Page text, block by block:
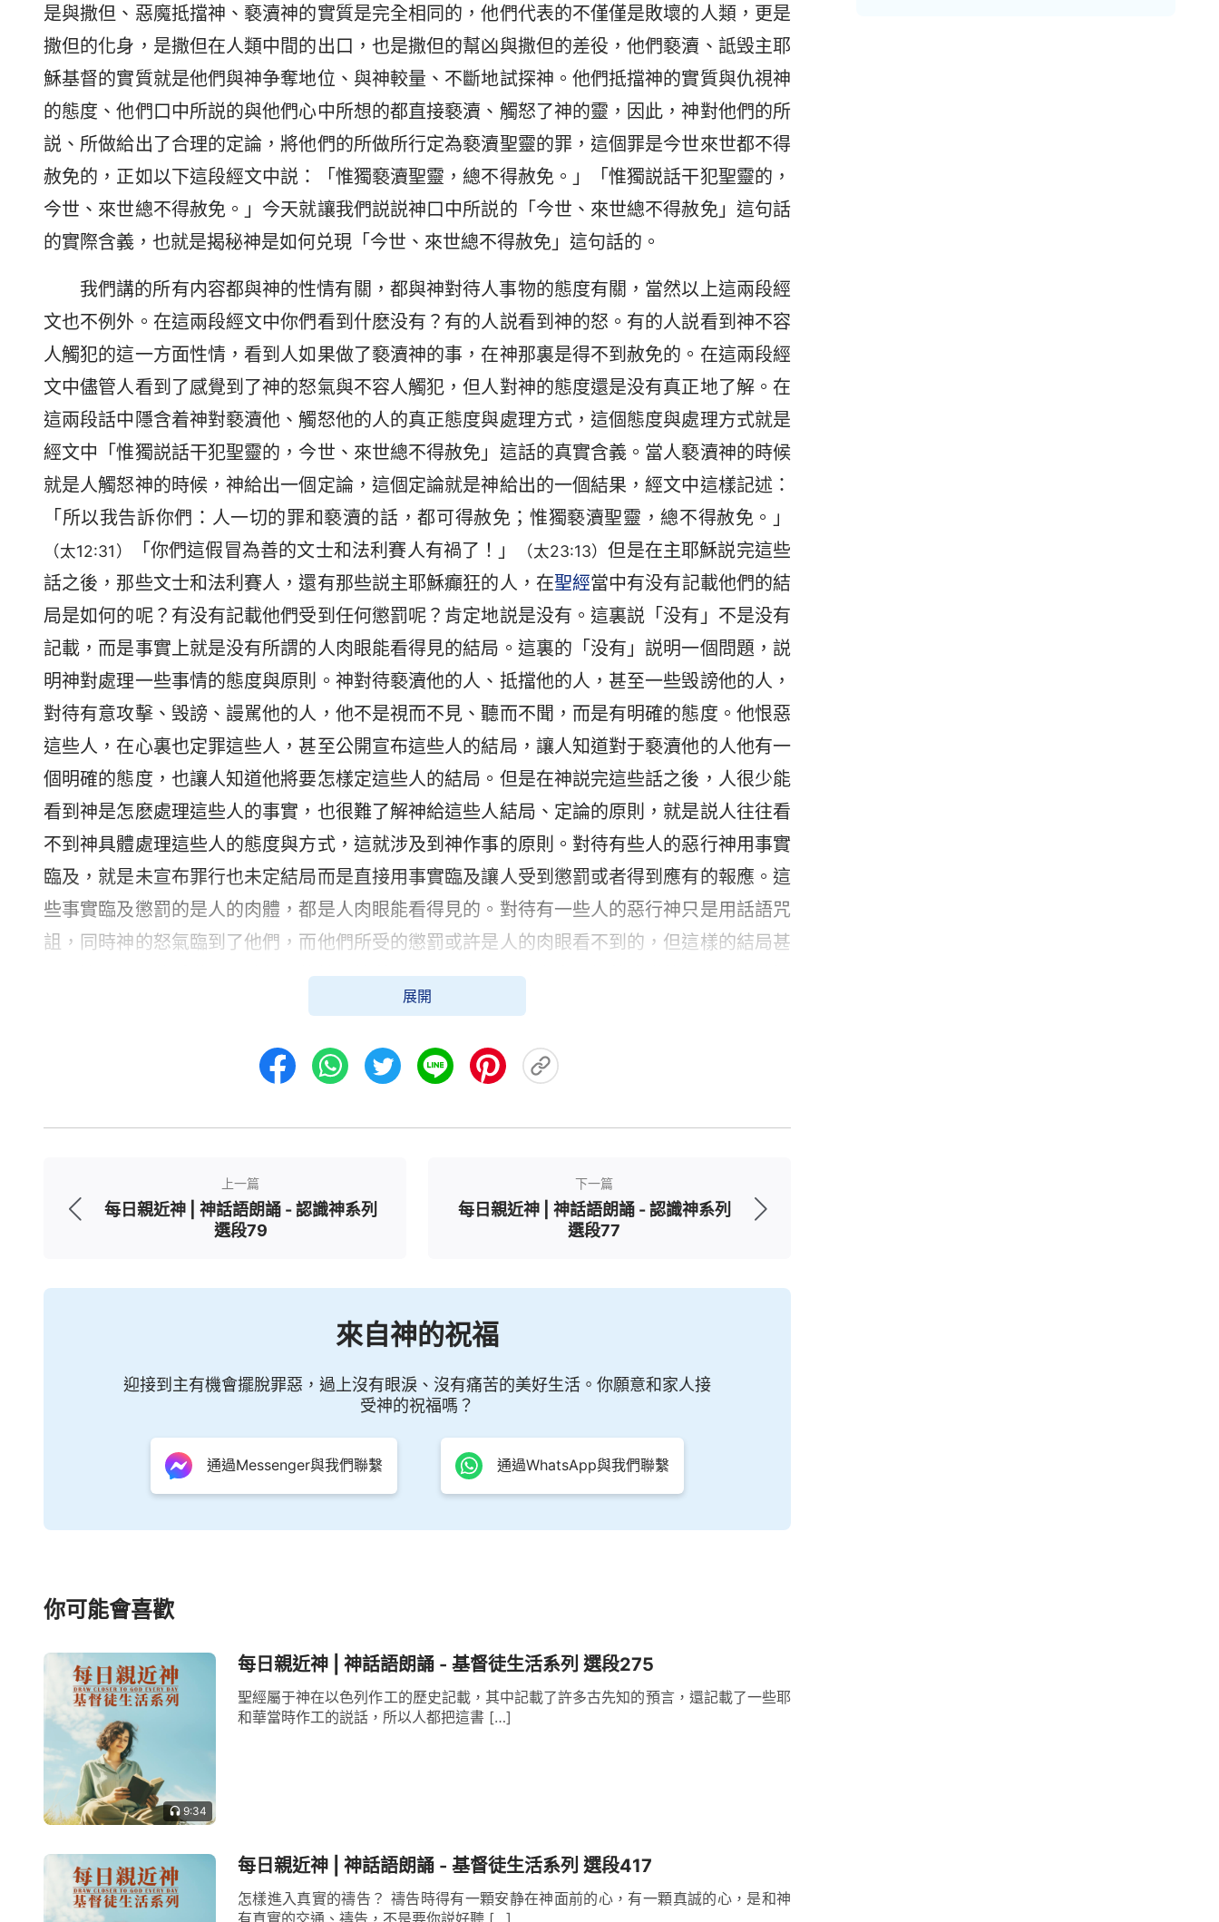
是與撒但、惡魔抵擋神、褻瀆神的實質是完全相同的，他們代表的不僅僅是敗壞的人類，更是
撒但的化身，是撒但在人類中間的出口，也是撒但的幫凶與撒但的差役，他們褻瀆、詆毁主耶
穌基督的實質就是他們與神争奪地位、與神較量、不斷地試探神。他們抵擋神的實質與仇視神
的態度、他們口中所説的與他們心中所想的都直接褻瀆、觸怒了神的靈，因此，神對他們的所
説、所做給出了合理的定論，將他們的所做所行定為褻瀆聖靈的罪，這個罪是今世來世都不得
赦免的，正如以下這段經文中説：「惟獨褻瀆聖靈，總不得赦免。」「惟獨説話干犯聖靈的，
今世、來世總不得赦免。」今天就讓我們説説神口中所説的「今世、來世總不得赦免」這句話
的實際含義，也就是揭秘神是如何兑現「今世、來世總不得赦免」這句話的。
我們講的所有内容都與神的性情有關，都與神對待人事物的態度有關，當然以上這兩段經
文也不例外。在這兩段經文中你們看到什麽没有？有的人説看到神的怒。有的人説看到神不容
人觸犯的這一方面性情，看到人如果做了褻瀆神的事，在神那裏是得不到赦免的。在這兩段經
文中儘管人看到了感覺到了神的怒氣與不容人觸犯，但人對神的態度還是没有真正地了解。在
這兩段話中隱含着神對褻瀆他、觸怒他的人的真正態度與處理方式，這個態度與處理方式就是
經文中「惟獨説話干犯聖靈的，今世、來世總不得赦免」這話的真實含義。當人褻瀆神的時候
就是人觸怒神的時候，神給出一個定論，這個定論就是神給出的一個結果，經文中這樣記述：
「所以我告訴你們：人一切的罪和褻瀆的話，都可得赦免；惟獨褻瀆聖靈，總不得赦免。」
（太12:31） 「你們這假冒為善的文士和法利賽人有禍了！」 （太23:13）但是在主耶穌説完這些
話之後，那些文士和法利賽人，還有那些説主耶穌癲狂的人，在聖經當中有没有記載他們的結
局是如何的呢？有没有記載他們受到任何懲罰呢？肯定地説是没有。這裏説「没有」不是没有
記載，而是事實上就是没有所謂的人肉眼能看得見的結局。這裏的「没有」説明一個問題，説
明神對處理一些事情的態度與原則。神對待褻瀆他的人、抵擋他的人，甚至一些毁謗他的人，
對待有意攻擊、毁謗、謾駡他的人，他不是視而不見、聽而不聞，而是有明確的態度。他恨惡
這些人，在心裏也定罪這些人，甚至公開宣布這些人的結局，讓人知道對于褻瀆他的人他有一
個明確的態度，也讓人知道他將要怎樣定這些人的結局。但是在神説完這些話之後，人很少能
看到神是怎麽處理這些人的事實，也很難了解神給這些人結局、定論的原則，就是説人往往看
不到神具體處理這些人的態度與方式，這就涉及到神作事的原則。對待有些人的惡行神用事實
臨及，就是未宣布罪行也未定結局而是直接用事實臨及讓人受到懲罰或者得到應有的報應。這
些事實臨及懲罰的是人的肉體，都是人肉眼能看得見的。對待有一些人的惡行神只是用話語咒
詛，同時神的怒氣臨到了他們，而他們所受的懲罰或許是人的肉眼看不到的，但這樣的結局甚
至于比人看到的受懲罰、被擊殺的結局性質更嚴重。因為在神定意不拯救這樣的人、不再憐憫
這樣的人、不再寬容這樣的人、不再給他們任何機會的情况下，對這些人神采取的一個態度是
這裏「擱置」的意思有兩種解釋：第一種解釋就是把他的性命、把他的一切都交給撒但處理，
可能對這樣的人有一種特殊的處理方式、特殊的對待方式，就像保羅一樣。這就是神心裏對這
類人定意處理的原則與神的態度。所以人抵擋神、毁謗神、褻瀆神，如果觸怒了神的性情，觸
從此與神再毫無關係。你們能不能想象到當初約伯被撒但試探的時候是一個什麽樣的慘狀？在
撒但完全掌控的人，一個完全失去了神的眷顧與神的憐憫、失去了造物主的主宰、被剥奪了
造物主的權利、被剥奪了做神主宰之下的受造之物的權利、與造物的主完全脱離了關係的人
將要受的撒但的摧殘不是更難以想象嗎？撒但對約伯的殘害是人的肉眼能看得見的，但是如果
神把一個人的性命都交給撒但，那這個後果是任何一個人都想象不到的，就如有的人投胎做了
牛，有的人投胎做了驢，而有的人被污鬼、邪靈占據、附體等等，這就是被神交給撒但之後某
擔任何的後果，但事實上神對任何的事都有一個處理的態度，對待各類人的結局神并不是都用
結果更嚴重。外表上看神并没對有些人説話表明神的態度，其實神心裏早已不想搭理他了，不
想再看到他了，因着他的所做所行、因着他的本性實質，神只想讓他從神的眼目中消失，直接
把他交給撒但，把他的靈、魂、體都交給撒但，讓撒但隨便作，可見神對這個人恨惡到什麽程
度，厭憎到什麽程度。一個人觸怒了神，甚至讓神不想再見到他，讓神對他徹底地放弃，以至
于到了神都不想去親自處理這個人的地步，到了交給撒但讓撒但隨意去作，讓撒但控制、吞
吃、任意對待的程度，這個人就徹底完了，他做人的資格就被永遠地取消了，他做受造之物的
資格也就到了盡頭。這是不是最重的懲罰呢？
展開
上一篇
每日親近神 | 神話語朗誦 - 認識神系列
選段79
下一篇
每日親近神 | 神話語朗誦 - 認識神系列
選段77
來自神的祝福
迎接到主有機會擺脫罪惡，過上沒有眼淚、沒有痛苦的美好生活。你願意和家人接
受神的祝福嗎？
通過Messenger與我們聯繫 通過WhatsApp與我們聯繫
你可能會喜歡
9:34
每日親近神 | 神話語朗誦 - 基督徒生活系列 選段275
聖經屬于神在以色列作工的歷史記載，其中記載了許多古先知的預言，還記載了一些耶
和華當時作工的説話，所以人都把這書 […]
每日親近神 | 神話語朗誦 - 基督徒生活系列 選段417
怎樣進入真實的禱告？ 禱告時得有一顆安静在神面前的心，有一顆真誠的心，是和神
有真實的交通、禱告，不是要你説好聽 […]